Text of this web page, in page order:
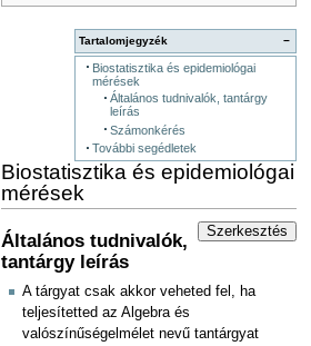
−
Tartalomjegyzék
Biostatisztika és epidemiológai
mérések
Általános tudnivalók, tantárgy
leírás
Számonkérés
További segédletek
Biostatisztika és epidemiológai
mérések
Szerkesztés
Általános tudnivalók,
tantárgy leírás
A tárgyat csak akkor veheted fel, ha
teljesítetted az Algebra és
valószínűségelmélet nevű tantárgyat